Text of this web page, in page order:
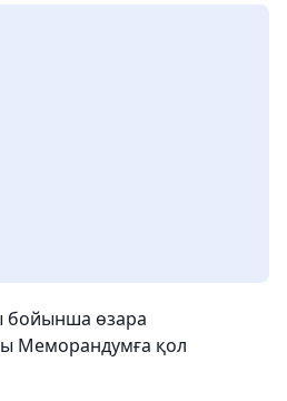
бойынша өзара
Меморандумға қол